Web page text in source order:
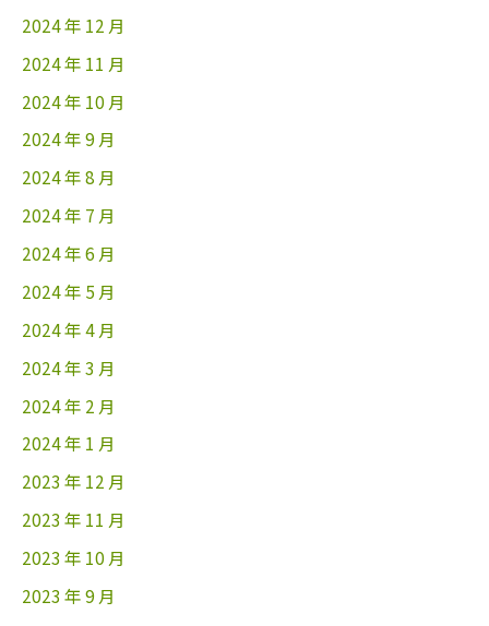
2024 年 12 月
2024 年 11 月
2024 年 10 月
2024 年 9 月
2024 年 8 月
2024 年 7 月
2024 年 6 月
2024 年 5 月
2024 年 4 月
2024 年 3 月
2024 年 2 月
2024 年 1 月
2023 年 12 月
2023 年 11 月
2023 年 10 月
2023 年 9 月